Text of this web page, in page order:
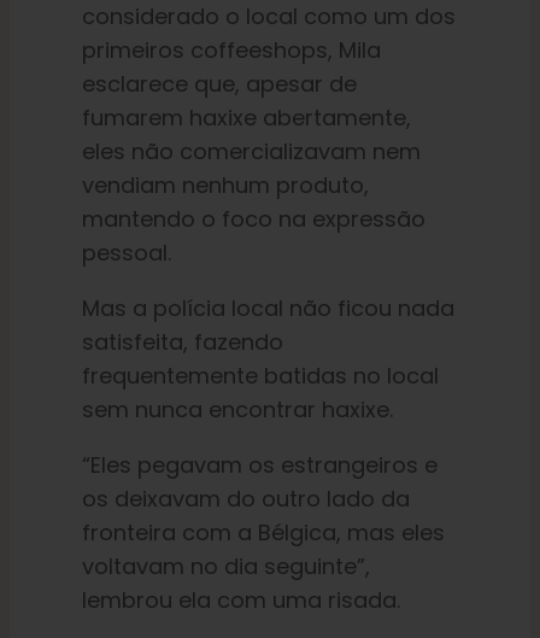
considerado o local como um dos
primeiros coffeeshops, Mila
esclarece que, apesar de
fumarem haxixe abertamente,
eles não comercializavam nem
vendiam nenhum produto,
mantendo o foco na expressão
pessoal.
Mas a polícia local não ficou nada
satisfeita, fazendo
frequentemente batidas no local
sem nunca encontrar haxixe.
“Eles pegavam os estrangeiros e
os deixavam do outro lado da
fronteira com a Bélgica, mas eles
voltavam no dia seguinte”,
lembrou ela com uma risada.